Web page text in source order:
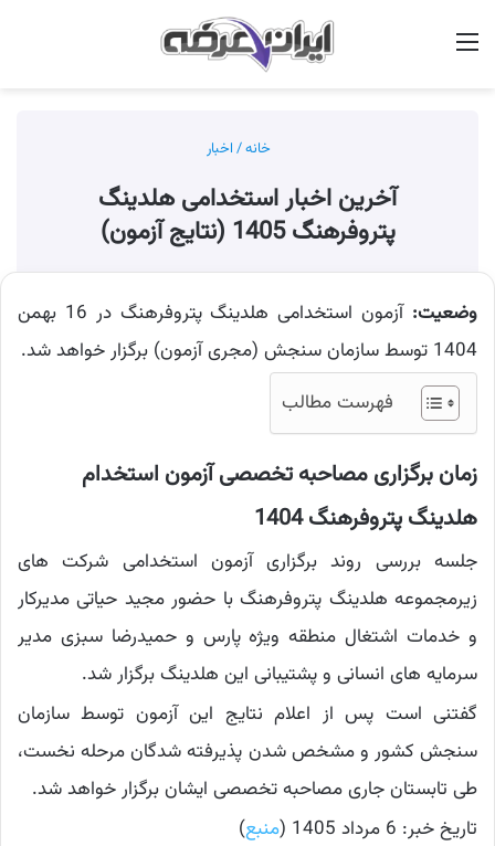
خانه/ اخبار
آخرین اخبار استخدامی هلدینگ
پتروفرهنگ 1405 (نتایج آزمون)
وضعیت:
آزمون استخدامی هلدینگ پتروفرهنگ در 16 بهمن
1404 توسط سازمان سنجش (مجری آزمون) برگزار خواهد شد.
فهرست مطالب
زمان برگزاری مصاحبه تخصصی آزمون استخدام
هلدینگ پتروفرهنگ 1404
جلسه بررسی روند برگزاری آزمون استخدامی شرکت های
زیرمجموعه هلدینگ پتروفرهنگ با حضور مجید حیاتی مدیرکار
و خدمات اشتغال منطقه ویژه پارس و حمیدرضا سبزی مدیر
سرمایه های انسانی و پشتیبانی این هلدینگ برگزار شد.
گفتنی است پس از اعلام نتایج این آزمون توسط سازمان
سنجش کشور و مشخص شدن پذیرفته شدگان مرحله نخست،
طی تابستان جاری مصاحبه تخصصی ایشان برگزار خواهد شد.
تاریخ خبر: 6 مرداد 1405 (
منبع)